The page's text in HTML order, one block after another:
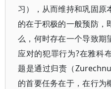
习），从而维持和巩固原
的在于积极的一般预防，
么，何时存在一个导致期
应对的犯罪行为?在雅科
题是通过归责（
的首要任务在于，在行为